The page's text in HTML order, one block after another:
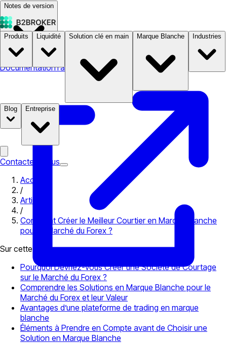
Notes de version
DocumentationTarifs B2STORE
Produits Liquidité Solution clé en main Marque Blanche Industries
Blog Entreprise
Contactez-nous
Accueil
/
Articles
/
Comment Créer le Meilleur Courtier en Marque Blanche
pour le Marché du Forex ?
Sur cette page
Pourquoi Devriez-Vous Créer une Société de Courtage
sur le Marché du Forex ?
Comprendre les Solutions en Marque Blanche pour le
Marché du Forex et leur Valeur
Avantages d’une plateforme de trading en marque
blanche
Éléments à Prendre en Compte avant de Choisir une
Solution en Marque Blanche